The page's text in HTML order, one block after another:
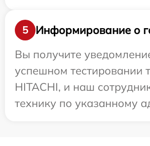
5
Информирование о
Вы получите
успешном тестировании
HITACHI, и наш
технику по указанному